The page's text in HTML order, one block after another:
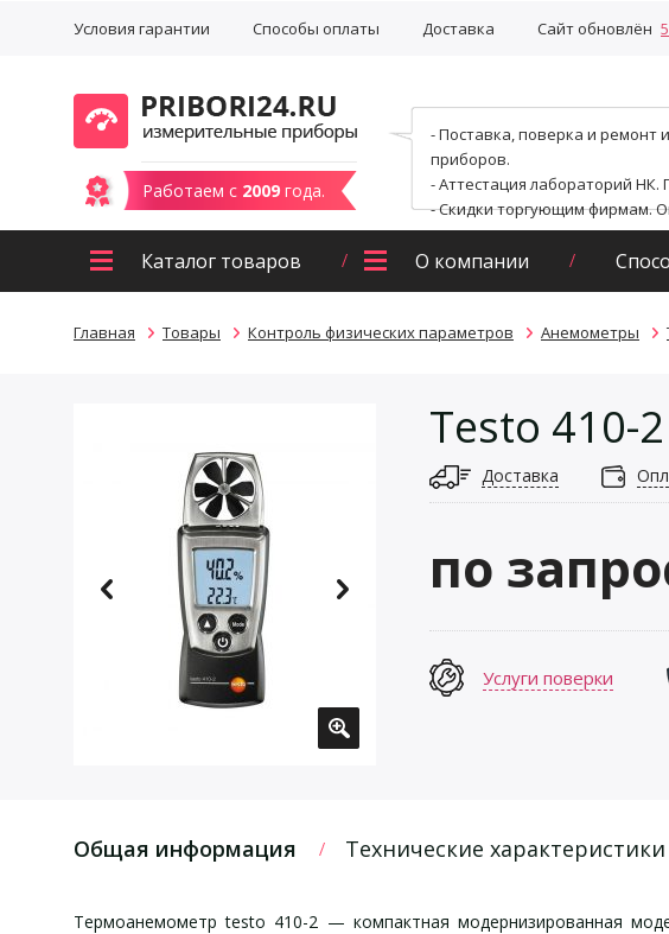
Условия гарантии Способы оплаты Доставка Сайт обновлён
Работаем с 2009 года.
- Поставка, поверка и ремонт
приборов.
- Аттестация лабораторий
- Скидки торгующим фирмам.
Каталог товаров О компании
Главная Товары Контроль физических параметров Анемометры
Testo 410-
Доставка
по
Услуги поверки
Общая информация Технические характеристики
Термоанемометр testo 410-2 — компактная модернизированная